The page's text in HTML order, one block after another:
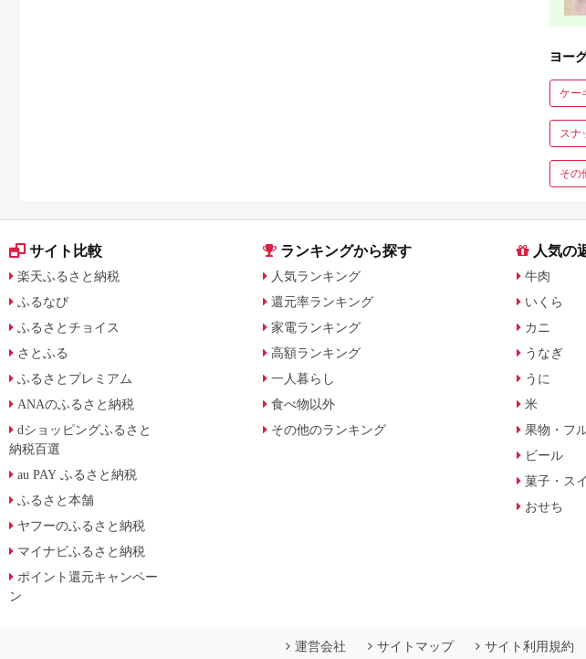
ヨー
ケー
スナ
その
サイト比較
楽天ふるさと納税
ふるなび
ふるさとチョイス
さとふる
ふるさとプレミアム
ANAのふるさと納税
dショッピングふるさと
納税百選
au PAY ふるさと納税
ふるさと本舗
ヤフーのふるさと納税
マイナビふるさと納税
ポイント還元キャンペー
ン
ランキングから探す
人気ランキング
還元率ランキング
家電ランキング
高額ランキング
一人暮らし
食べ物以外
その他のランキング
人気の
牛肉
いくら
カニ
うなぎ
うに
米
果物・フ
ビール
菓子・ス
おせち
運営会社 サイトマップ サイト利用規約